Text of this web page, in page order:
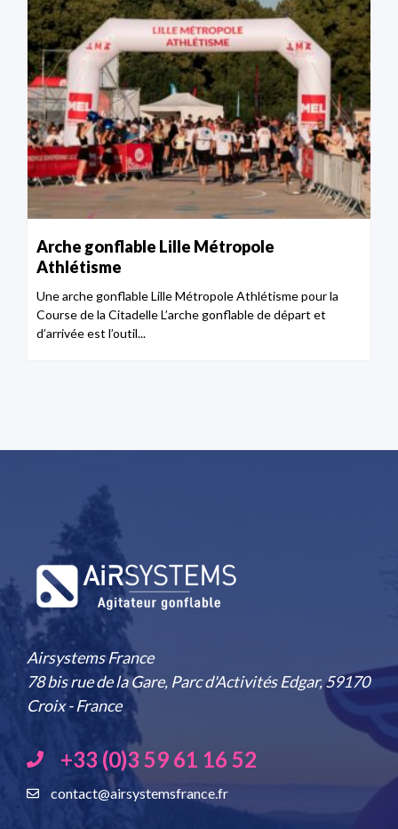
Arche gonflable Lille Métropole
Athlétisme
Une arche gonflable Lille Métropole Athlétisme pour la
Course de la Citadelle L’arche gonflable de départ et
d’arrivée est l’outil...
Airsystems France
78 bis rue de la Gare, Parc d'Activités Edgar, 59170
Croix - France
+33 (0)3 59 61 16 52
contact@airsystemsfrance.fr